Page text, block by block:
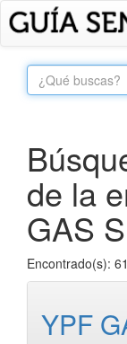
de la
GAS
Encontrado(s):
YPF